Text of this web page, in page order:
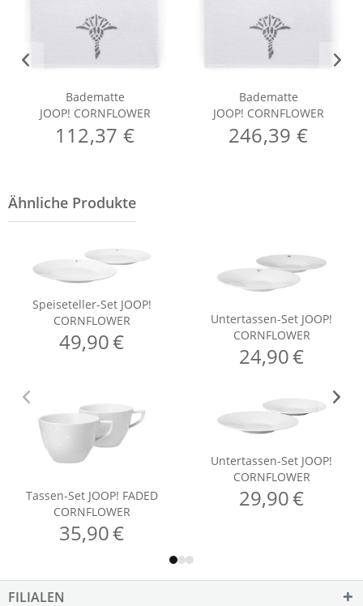
Badematte
JOOP! CORNFLOWER
112,37 €
Badematte
JOOP! CORNFLOWER
246,39 €
FILIALEN